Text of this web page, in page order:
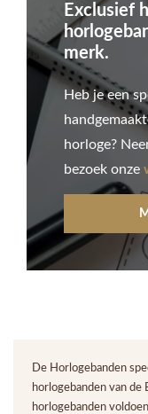
Exclusief
merk.
Heb je een
horloge?
bezoek onze
De Horlogebanden
horlogebanden van
horlogebanden